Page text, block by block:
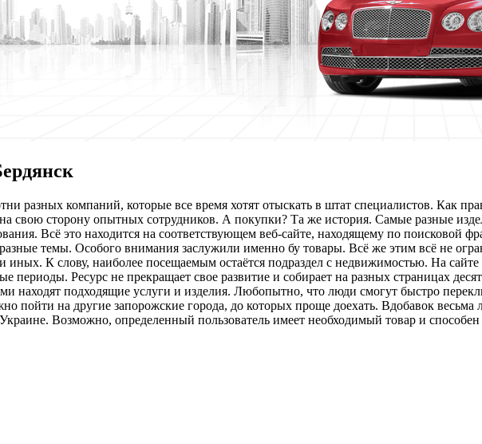
разных компаний, которые все время хотят отыскать в штат специалистов. Как
свою сторону опытных сотрудников. А покупки? Та же история. Самые разные
Всё это находится на соответствующем веб-сайте, находящему по поисковой
темы. Особого внимания заслужили именно бу товары. Всё же этим всё не
и иных. К слову, наиболее посещаемым остаётся подраздел с недвижимостью. На
периоды. Ресурс не прекращает свое развитие и собирает на разных страницах
находят подходящие услуги и изделия. Любопытно, что люди смогут быстро
пойти на другие запорожские города, до которых проще доехать. Вдобавок
Возможно, определенный пользователь имеет необходимый товар и способен